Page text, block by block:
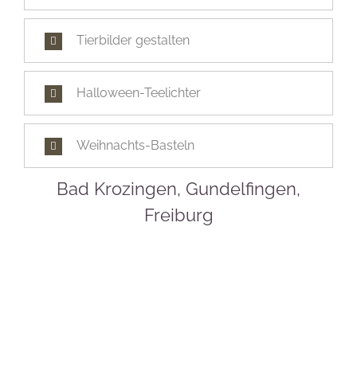
Tierbilder gestalten
Halloween-Teelichter
Weihnachts-Basteln
Bad Krozingen, Gundelfingen,
Freiburg